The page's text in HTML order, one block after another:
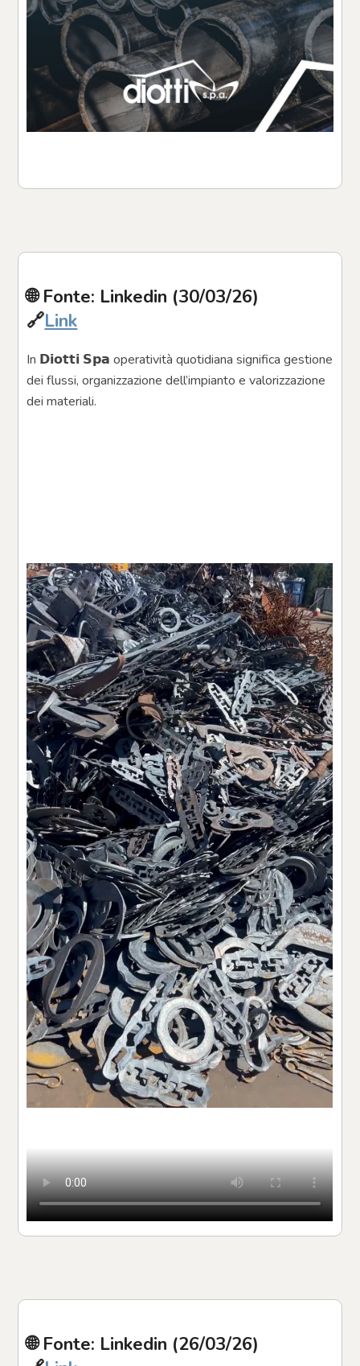
🌐 Fonte: Linkedin (30/03/26)
🔗Link
In 𝗗𝗶𝗼𝘁𝘁𝗶 𝗦𝗽𝗮 operatività quotidiana significa gestione
dei flussi, organizzazione dell’impianto e valorizzazione
dei materiali.
🌐 Fonte: Linkedin (26/03/26)